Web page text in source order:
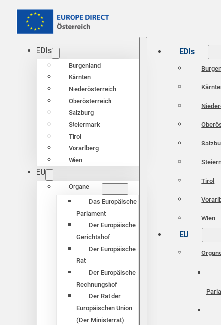
EDIs
Burgenland
Kärnten
Niederösterreich
Oberösterreich
Salzburg
Steiermark
Tirol
Vorarlberg
Wien
EU
Organe
Das Europäische
Parlament
Der Europäische
Gerichtshof
Der Europäische
Rat
Der Europäische
Rechnungshof
Der Rat der
Europäischen Union
(Der Ministerrat)
EDIs
Tirol
Wien
EU